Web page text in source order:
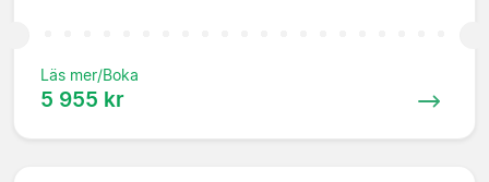
Läs mer/Boka
5 955 kr